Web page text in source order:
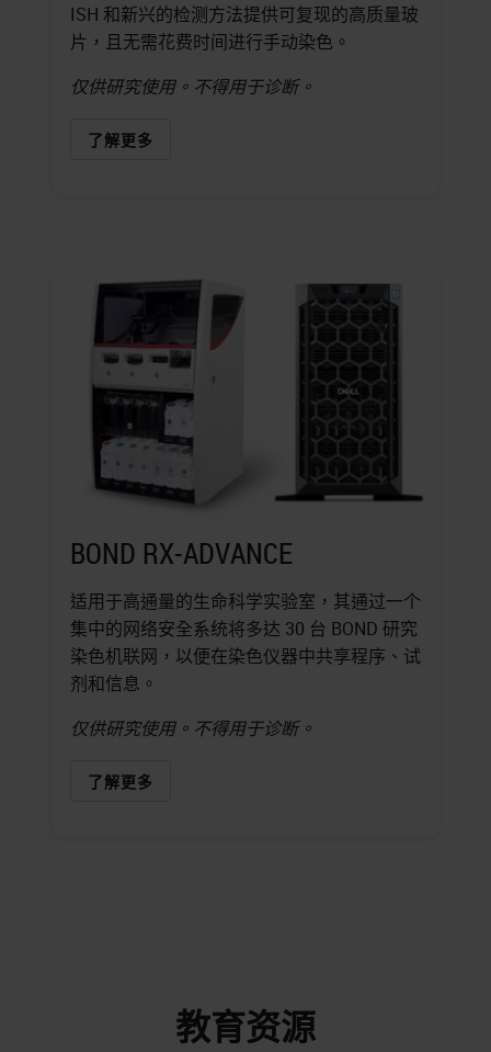
ISH 和新兴的检测方法提供可复现的高质量玻
片，且无需花费时间进行手动染色。
仅供研究使用。不得用于诊断。
了解更多
BOND RX-ADVANCE
适用于高通量的生命科学实验室，其通过一个
集中的网络安全系统将多达 30 台 BOND 研究
染色机联网，以便在染色仪器中共享程序、试
剂和信息。
仅供研究使用。不得用于诊断。
了解更多
教育资源